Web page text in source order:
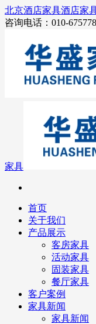
北京酒店家具酒店家
咨询电话：010-
家具
首页
关于我们
产品展示
客房家具
活动家具
固装家具
餐厅家具
客户案例
家具新闻
家具新闻